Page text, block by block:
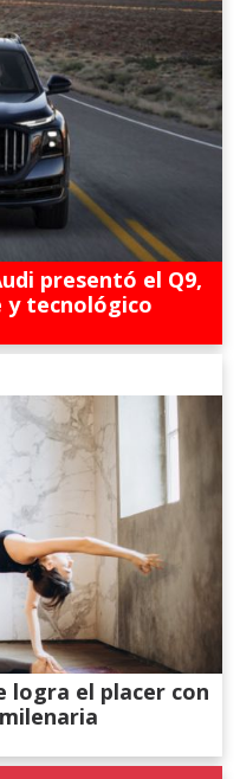
presentó el Q9,
y tecnológico
logra el placer con